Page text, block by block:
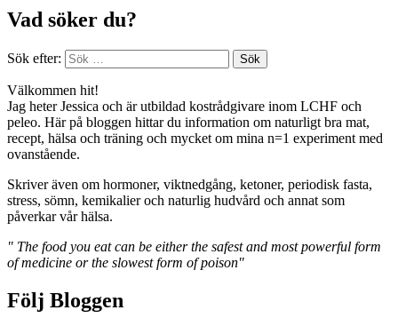
Vad söker du?
Sök efter:
Välkommen hit!
Jag heter Jessica och är utbildad kostrådgivare inom LCHF och
peleo. Här på bloggen hittar du information om naturligt bra mat,
recept, hälsa och träning och mycket om mina n=1 experiment med
ovanstående.
Skriver även om hormoner, viktnedgång, ketoner, periodisk fasta,
stress, sömn, kemikalier och naturlig hudvård och annat som
påverkar vår hälsa.
" The food you eat can be either the safest and most powerful form
of medicine or the slowest form of poison"
Följ Bloggen